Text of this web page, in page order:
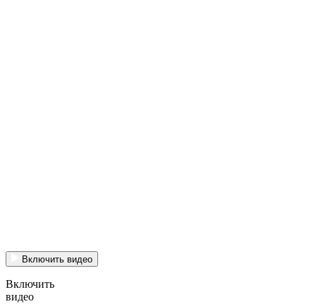
Включить видео
Включить
видео